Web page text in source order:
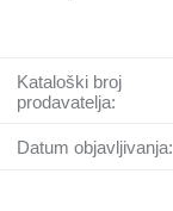
Kataloški broj
prodavatelja:
Datum objavljivanja: